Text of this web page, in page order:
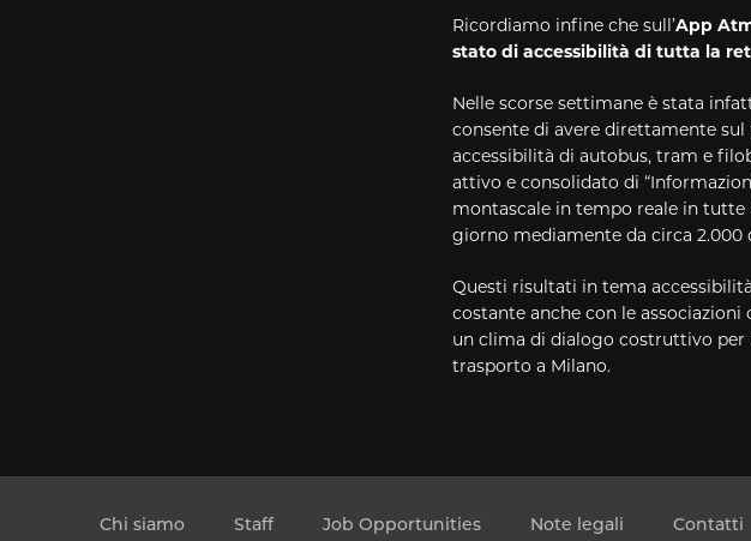
Ricordiamo infine che sull’App
stato di accessibilità di tutta la
Nelle scorse settimane è stata
consente di avere direttamente
accessibilità di autobus, tram e
attivo e consolidato di
montascale in tempo reale in
giorno mediamente da circa 2.000
Questi risultati in tema
costante anche con le
un clima di dialogo costruttivo per
trasporto a Milano.
Chi siamo Staff Job Opportunities Note legali Contatti